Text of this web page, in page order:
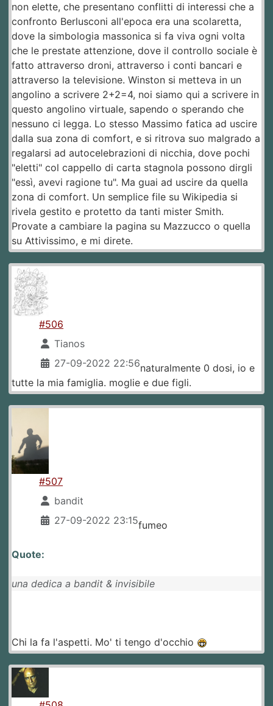
non elette, che presentano conflitti di interessi che a
confronto Berlusconi all'epoca era una scolaretta,
dove la simbologia massonica si fa viva ogni volta
che le prestate attenzione, dove il controllo sociale è
fatto attraverso droni, attraverso i conti bancari e
attraverso la televisione. Winston si metteva in un
angolino a scrivere 2+2=4, noi siamo qui a scrivere in
questo angolino virtuale, sapendo o sperando che
nessuno ci legga. Lo stesso Massimo fatica ad uscire
dalla sua zona di comfort, e si ritrova suo malgrado a
regalarsi ad autocelebrazioni di nicchia, dove pochi
"eletti" col cappello di carta stagnola possono dirgli
"essì, avevi ragione tu". Ma guai ad uscire da quella
zona di comfort. Un semplice file su Wikipedia si
rivela gestito e protetto da tanti mister Smith.
Provate a cambiare la pagina su Mazzucco o quella
su Attivissimo, e mi direte.
#506
Tianos
27-09-2022 22:56naturalmente 0 dosi, io e
tutte la mia famiglia. moglie e due figli.
#507
bandit
27-09-2022 23:15fumeo
Quote:
una dedica a bandit & invisibile
Chi la fa l'aspetti. Mo' ti tengo d'occhio